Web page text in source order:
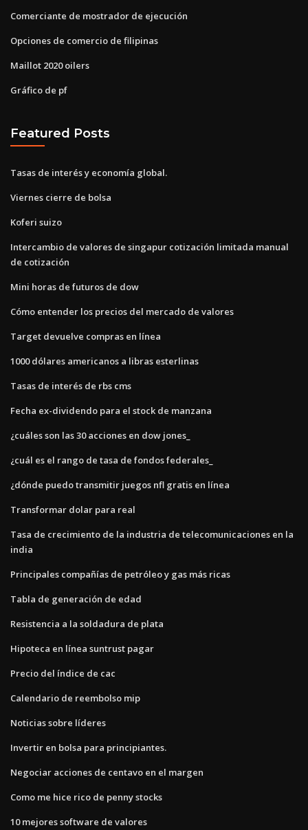
Comerciante de mostrador de ejecución
Opciones de comercio de filipinas
Maillot 2020 oilers
Gráfico de pf
Featured Posts
Tasas de interés y economía global.
Viernes cierre de bolsa
Koferi suizo
Intercambio de valores de singapur cotización limitada manual
de cotización
Mini horas de futuros de dow
Cómo entender los precios del mercado de valores
Target devuelve compras en línea
1000 dólares americanos a libras esterlinas
Tasas de interés de rbs cms
Fecha ex-dividendo para el stock de manzana
¿cuáles son las 30 acciones en dow jones_
¿cuál es el rango de tasa de fondos federales_
¿dónde puedo transmitir juegos nfl gratis en línea
Transformar dolar para real
Tasa de crecimiento de la industria de telecomunicaciones en la
india
Principales compañías de petróleo y gas más ricas
Tabla de generación de edad
Resistencia a la soldadura de plata
Hipoteca en línea suntrust pagar
Precio del índice de cac
Calendario de reembolso mip
Noticias sobre líderes
Invertir en bolsa para principiantes.
Negociar acciones de centavo en el margen
Como me hice rico de penny stocks
10 mejores software de valores